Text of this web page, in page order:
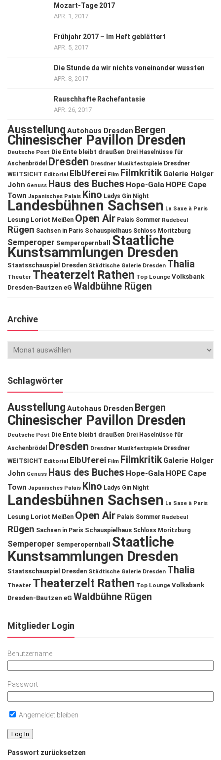
Mozart-Tage 2017
APR. 1, 2017
Frühjahr 2017 – Im Heft geblättert
APR. 5, 2017
Die Stunde da wir nichts voneinander wussten
APR. 8, 2017
Rauschhafte Rachefantasie
APR. 26, 2017
Ausstellung Autohaus Dresden Bergen
Chinesischer Pavillon Dresden
Deutsche Post Die Ente bleibt draußen Drei Haselnüsse für
Aschenbrödel
Dresden Dresdner Musikfestspiele Dresdner
WEITSICHT Editorial ElbUferei Film Filmkritik Galerie Holger
John Genuss Haus des Buches Hope-Gala HOPE Cape
Town Japanisches Palais Kino Ladys Gin Night
Landesbühnen Sachsen La Saxe à Paris
Lesung Loriot Meißen Open Air Palais Sommer Radebeul
Rügen Sachsen in Paris Schauspielhaus Schloss Moritzburg
Semperoper Semperopernball Staatliche
Kunstsammlungen Dresden
Staatsschauspiel Dresden Städtische Galerie Dresden Thalia
Theater Theaterzelt Rathen Top Lounge Volksbank
Dresden-Bautzen eG Waldbühne Rügen
Archive
Schlagwörter
Ausstellung Autohaus Dresden Bergen
Chinesischer Pavillon Dresden
Deutsche Post Die Ente bleibt draußen Drei Haselnüsse für
Aschenbrödel
Dresden Dresdner Musikfestspiele Dresdner
WEITSICHT Editorial ElbUferei Film Filmkritik Galerie Holger
John Genuss Haus des Buches Hope-Gala HOPE Cape
Town Japanisches Palais Kino Ladys Gin Night
Landesbühnen Sachsen La Saxe à Paris
Lesung Loriot Meißen Open Air Palais Sommer Radebeul
Rügen Sachsen in Paris Schauspielhaus Schloss Moritzburg
Semperoper Semperopernball
Staatliche
Kunstsammlungen Dresden
Staatsschauspiel Dresden Städtische Galerie Dresden Thalia
Theater Theaterzelt Rathen Top Lounge Volksbank
Dresden-Bautzen eG Waldbühne Rügen
Mitglieder Login
Benutzername
Passwort
Angemeldet bleiben
Passwort zurücksetzen